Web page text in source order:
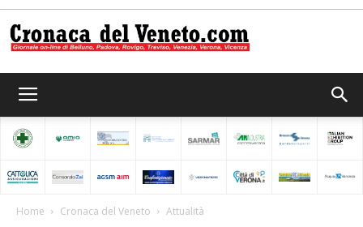
del
Home Cronaca del Veneto Attualità